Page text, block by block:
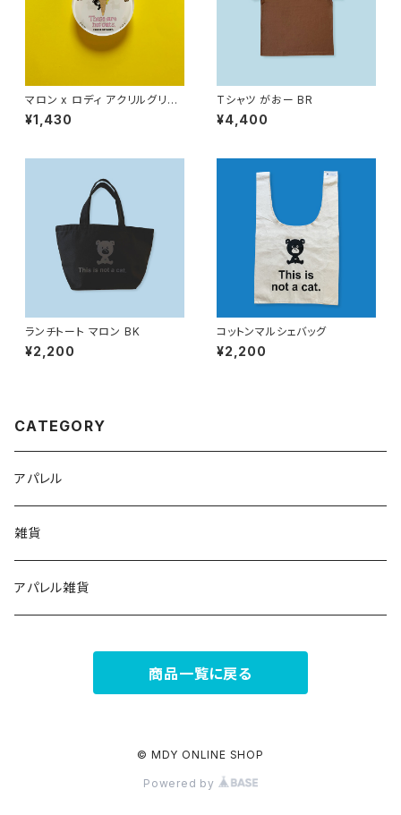
マロン x ロディ アクリルグリッ
プホルダー
¥1,430
Tシャツ がおー BR
¥4,400
ランチトート マロン BK
¥2,200
コットンマルシェバッグ
¥2,200
CATEGORY
アパレル
雑貨
アパレル雑貨
商品一覧に戻る
© MDY ONLINE SHOP
Powered by